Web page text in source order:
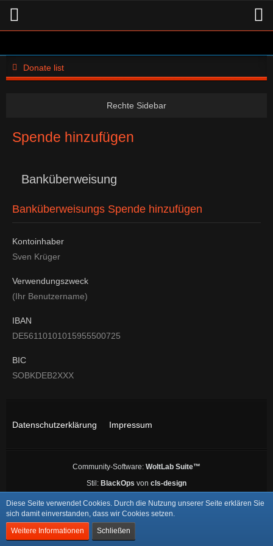
Donate list
Spende hinzufügen
Banküberweisung
Banküberweisungs Spende hinzufügen
Kontoinhaber
Sven Krüger
Verwendungszweck
(Ihr Benutzername)
IBAN
DE56110101015955500725
BIC
SOBKDEB2XXX
Datenschutzerklärung Impressum
Community-Software: WoltLab Suite™
Stil: BlackOps von cls-design
Diese Seite verwendet Cookies. Durch die Nutzung unserer Seite erklären Sie
sich damit einverstanden, dass wir Cookies setzen.
Weitere Informationen
Schließen